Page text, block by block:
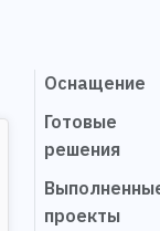
Оснащение
Готовые
решения
проекты